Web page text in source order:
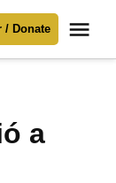
/ Donate
a